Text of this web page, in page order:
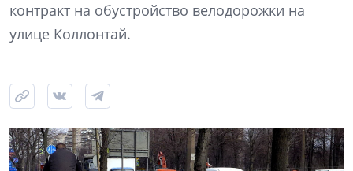
контракт на обустройство велодорожки на
улице Коллонтай.